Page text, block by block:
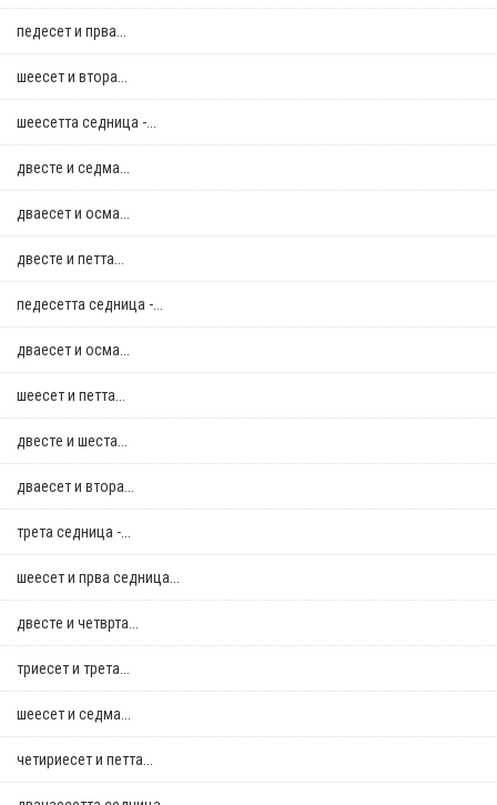
педесет и прва...
шеесет и втора...
шеесетта седница -...
двестe и седма...
дваесет и осма...
двестe и петта...
педесетта седница -...
дваесет и осма...
шеесет и петта...
двестe и шеста...
дваесет и втора...
трета седница -...
шеесет и прва седница...
двестe и четврта...
триесет и трета...
шеесет и седма...
четириесет и петта...